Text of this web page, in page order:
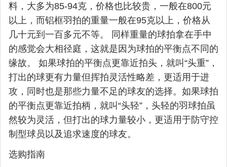
料，大多为85-94克，价格也比较贵，一般在800元
以上，而铝框羽拍的重量一般在95克以上，价格从
几十元到一百多元不等。 同样重量的球拍拿在手中
的感觉会大相径庭，这就是因为球拍的平衡点不同的
缘故。 如果球拍的平衡点更靠近拍头，就叫“头重”，
打出的球更有力量但挥拍灵活性略差，更适用于进
攻，同时也是那些力量不足的球友的选择。如果球拍
的平衡点更靠近拍柄，就叫“头轻”，头轻的羽球拍虽
然较为灵活，但打出的球力量较小，更适用于防守控
制型球员以及追求速度的球友。
选购指南